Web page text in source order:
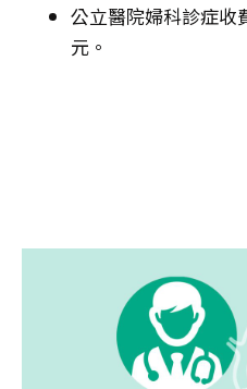
公立醫院婦科診症收
元。